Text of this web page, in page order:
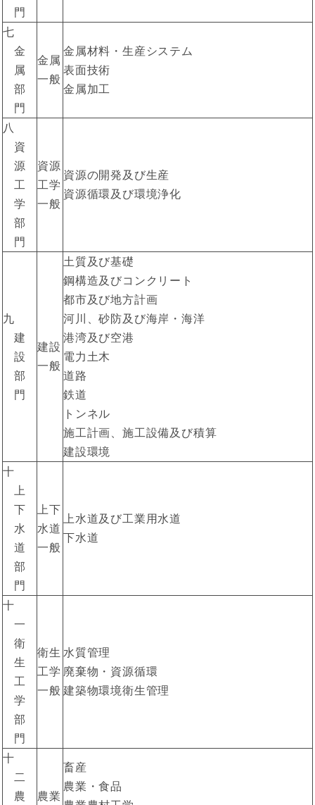
門
七
金
属
部
門
金属
一般
金属材料・生産システム
表面技術
金属加工
八
資
源
工
学
部
門
資源
工学
一般
資源の開発及び生産
資源循環及び環境浄化
九
建
設
部
門
建設
一般
土質及び基礎
鋼構造及びコンクリート
都市及び地方計画
河川、砂防及び海岸・海洋
港湾及び空港
電力土木
道路
鉄道
トンネル
施工計画、施工設備及び積算
建設環境
十
上
下
水
道
部
門
上下
水道
一般
上水道及び工業用水道
下水道
十
一
衛
生
工
学
部
門
衛生
工学
一般
水質管理
廃棄物・資源循環
建築物環境衛生管理
十
二
農
農業
畜産
農業・食品